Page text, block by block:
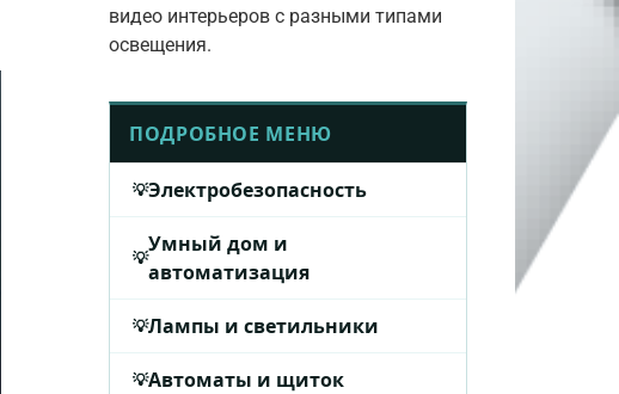
видео интерьеров с разными типами
освещения.
ПОДРОБНОЕ МЕНЮ
Электробезопасность
Умный дом и
автоматизация
Лампы и светильники
Автоматы и щиток